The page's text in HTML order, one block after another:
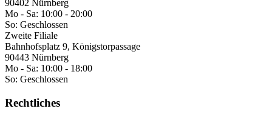
90402 Nürnberg
Mo - Sa: 10:00 - 20:00
So: Geschlossen
Zweite Filiale
Bahnhofsplatz 9, Königstorpassage
90443 Nürnberg
Mo - Sa: 10:00 - 18:00
So: Geschlossen
Rechtliches